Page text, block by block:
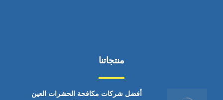
منتجاتنا
أفضل شركات مكافحة الحشرات العين